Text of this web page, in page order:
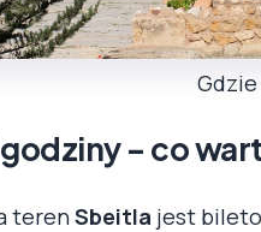
– co
terenSbeitla jest